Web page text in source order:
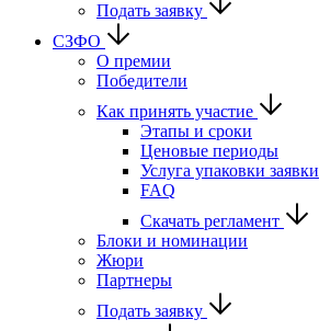
Подать заявку
СЗФО
О премии
Победители
Как принять участие
Этапы и сроки
Ценовые периоды
Услуга упаковки заявки
FAQ
Скачать регламент
Блоки и номинации
Жюри
Партнеры
Подать заявку